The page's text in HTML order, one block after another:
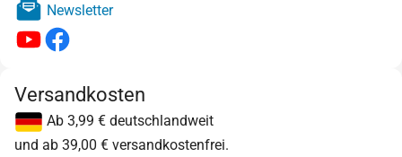
Newsletter
Versandkosten
Ab 3,99 € deutschlandweit
und ab 39,00 € versandkostenfrei.